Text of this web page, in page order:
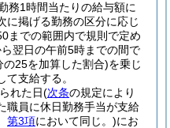
務1時間当たりの給与額に
に掲げる勤務の区分に応じ
までの範囲内で規則で定め
翌日の午前5時までの間で
25を加算した割合)を乗じ
支給する。
れた日(次条の規定により
職員に休日勤務手当が支給
第3項において同じ。)にお